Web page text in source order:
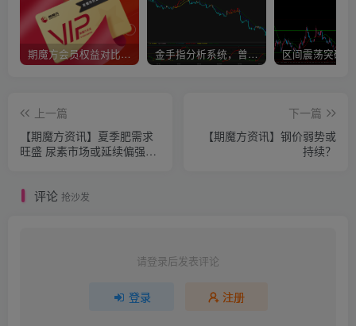
期魔方会员权益对比，总有一项适合您！ 金手指分析系统，曾经市场价39800
上一篇
【期魔方资讯】夏季肥需求
旺盛 尿素市场或延续偏强走
下一篇
【期魔方资讯】钢价弱势或
持续？
评论 抢沙发
请登录后发表评论
登录 注册